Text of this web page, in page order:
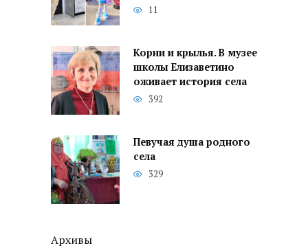
11
Корни и крылья. В музее
школы Елизаветино
оживает история села
392
Певучая душа родного
села
329
Архивы